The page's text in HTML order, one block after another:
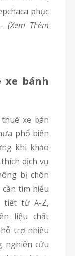
phục
–(Xem Thêm
xe bánh
phổ biến
khi khảo
dịch vụ
bị chôn
tìm hiểu
tiết từ A-Z,
liệu chất
trợ nhiều
nghiên cứu